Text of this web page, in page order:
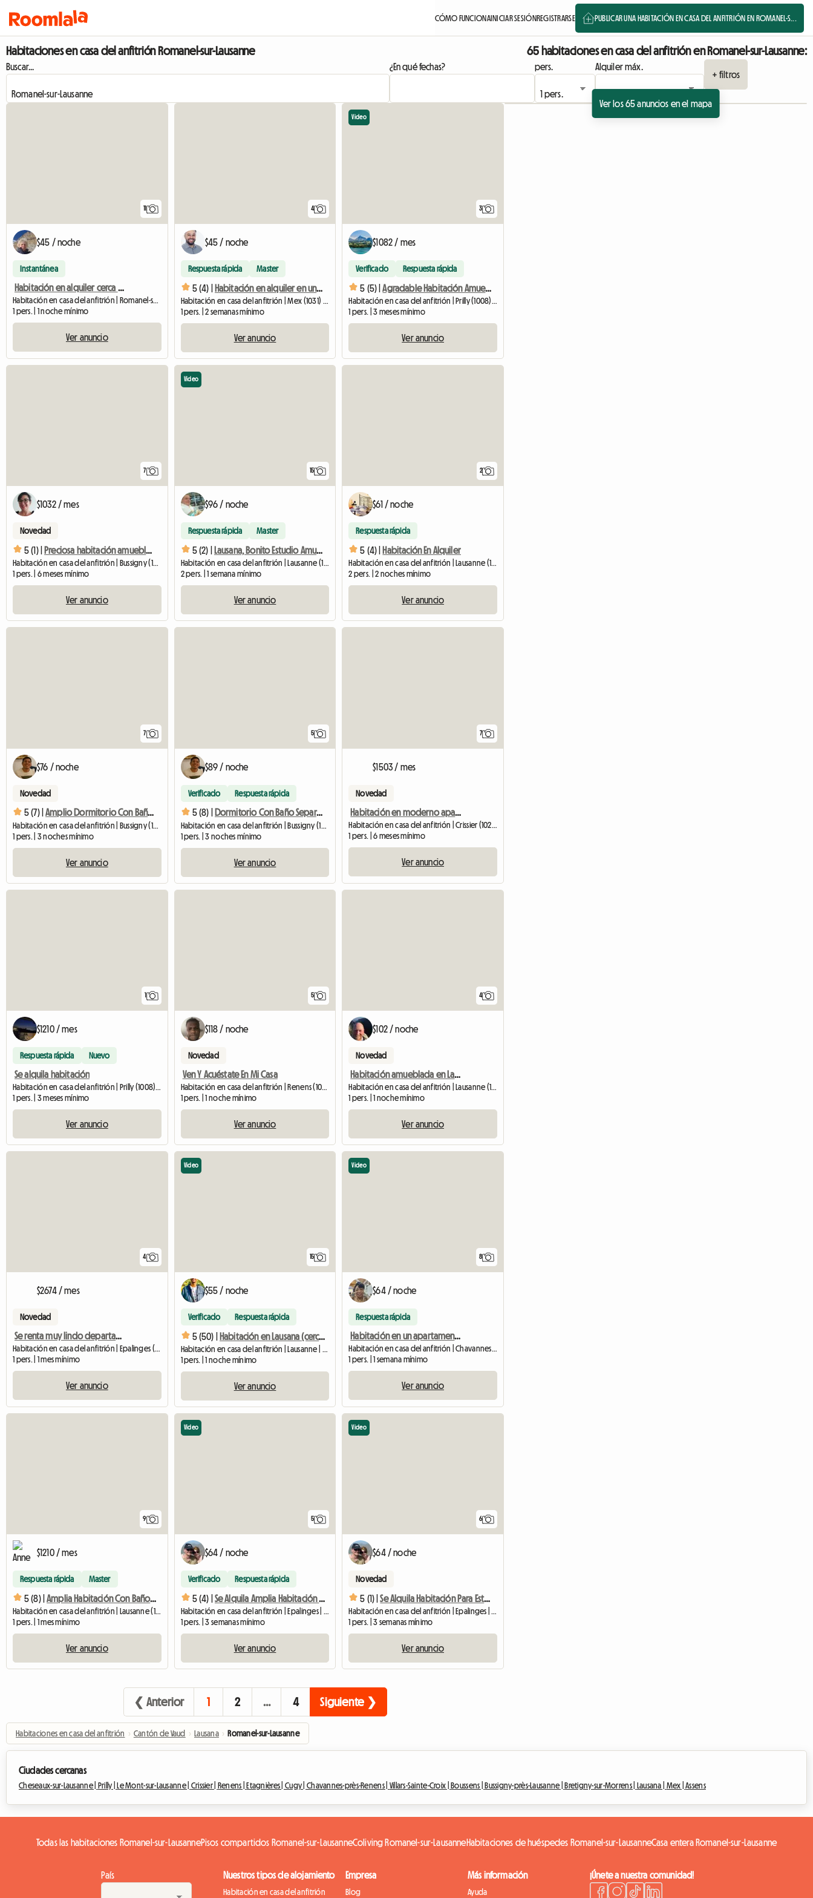
CÓMO FUNCIONAINICIAR SESIÓNREGISTRARSE PUBLICAR UNA HABITACIÓN EN CASA DEL ANFITRIÓN EN ROMANEL-S...
Habitaciones en casa del anfitrión Romanel-sur-Lausanne 65 habitaciones en casa del anfitrión en Romanel-sur-Lausanne:
Buscar... ¿En qué fechas? pers.
Alquiler máx.
+ filtros
Ver los 65 anuncios en el mapa
11
$45 / noche
Instantánea
Habitación en alquiler cerca de Lausana, en el campo.
Habitación en casa del anfitrión | Romanel-sur-Lausanne (1032) | 12 M2
1 pers. | 1 noche mínimo
Ver anuncio
4
$45 / noche
Respuesta rápida Master
5 (4) | Habitación en alquiler en una casa en Mex (a 20 min de la EPFL/UNIL)
Habitación en casa del anfitrión | Mex (1031) | 17 M2
1 pers. | 2 semanas mínimo
Ver anuncio
3
Video
$1082 / mes
Verificado Respuesta rápida
5 (5) | Agradable Habitación Amueblada
Habitación en casa del anfitrión | Prilly (1008) | 100 M2
1 pers. | 3 meses mínimo
Ver anuncio
7
$1032 / mes
Novedad
5 (1) | Preciosa habitación amueblada de aprox. 22 m2 en alquiler
Habitación en casa del anfitrión | Bussigny (1030) | 22 M2
1 pers. | 6 meses mínimo
Ver anuncio
15
Video
$96 / noche
Respuesta rápida Master
5 (2) | Lausana, Bonito Estudio Amueblado
Habitación en casa del anfitrión | Lausanne (1004) | 29 M2
2 pers. | 1 semana mínimo
Ver anuncio
2
$61 / noche
Respuesta rápida
5 (4) | Habitación En Alquiler
Habitación en casa del anfitrión | Lausanne (1018) | 20 M2
2 pers. | 2 noches mínimo
Ver anuncio
7
$76 / noche
Novedad
5 (7) | Amplio Dormitorio Con Baño Privado En Villa En Bussi
Habitación en casa del anfitrión | Bussigny (1030)
1 pers. | 3 noches mínimo
Ver anuncio
5
$89 / noche
Verificado Respuesta rápida
5 (8) | Dormitorio Con Baño Separado En Villa En Bussi
1 pers. | 3 noches mínimo
Ver anuncio
7
$1503 / mes
Novedad
Habitación en moderno apartamento compartido en Lausana
1 pers. | 6 meses mínimo
Ver anuncio
1
$1210 / mes
Respuesta rápida Nuevo
Se alquila habitación
Habitación en casa del anfitrión | Prilly (1008) | 15 M2
1 pers. | 3 meses mínimo
Ver anuncio
5
$118 / noche
Novedad
Ven Y Acuéstate En Mi Casa
Habitación en casa del anfitrión | Renens (1020)
1 pers. | 1 noche mínimo
Ver anuncio
4
$102 / noche
Novedad
Habitación amueblada en Lausana
Habitación en casa del anfitrión | Lausanne (1018)
1 pers. | 1 noche mínimo
Ver anuncio
4
$2674 / mes
Novedad
Se renta muy lindo departamento amueblado
Habitación en casa del anfitrión | Epalinges (1066)
1 pers. | 1 mes mínimo
Ver anuncio
15
Video
$55 / noche
Verificado Respuesta rápida
5 (50) | Habitación en Lausana (cerca del CHUV)
Habitación en casa del anfitrión | Lausanne | 10 M2
1 pers. | 1 noche mínimo
Ver anuncio
8
Video
$64 / noche
Respuesta rápida
Habitación en un apartamento de lujo de 4,5 habitaciones.
Habitación en casa del anfitrión | Chavannes-près-Renens (1022) | 111 M2
1 pers. | 1 semana mínimo
Ver anuncio
9
$1210 / mes
Respuesta rápida Master
5 (8) | Amplia Habitación Con Baño Privado
Habitación en casa del anfitrión | Lausanne (1004) | 25 M2
1 pers. | 1 mes mínimo
Ver anuncio
5
Video
$64 / noche
Verificado Respuesta rápida
5 (4) | Se Alquila Amplia Habitación Amueblada
Habitación en casa del anfitrión | Epalinges | 25 M2
1 pers. | 3 semanas mínimo
Ver anuncio
6
Video
$64 / noche
Novedad
5 (1) | Se Alquila Habitación Para Estudiante En Epalinges (ch)
Habitación en casa del anfitrión | Epalinges | 25 M2
1 pers. | 3 semanas mínimo
Ver anuncio
❮ Anterior 1 2 … 4 Siguiente ❯
Habitaciones en casa del anfitrión › Cantón de Vaud › Lausana › Romanel-sur-Lausanne
Ciudades cercanas
Cheseaux-sur-Lausanne | Prilly | Le Mont-sur-Lausanne | Crissier | Renens | Etagnières | Cugy | Chavannes-près-Renens | Villars-Sainte-Croix | Boussens | Bussigny-près-Lausanne | Bretigny-sur-Morrens | Lausana | Mex |Assens
Todas las habitaciones Romanel-sur-LausannePisos compartidos Romanel-sur-LausanneColiving Romanel-sur-LausanneHabitaciones de huéspedes Romanel-sur-LausanneCasa entera Romanel-sur-Lausanne
País Nuestros tipos de alojamiento
Habitación en casa del anfitrión
Empresa
Blog
Más información
Ayuda
¡Únete a nuestra comunidad!